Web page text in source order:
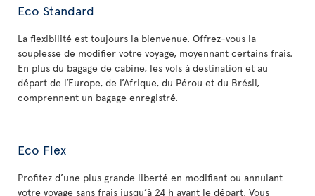
Eco Standard
La flexibilité est toujours la bienvenue. Offrez-vous la
souplesse de modifier votre voyage, moyennant certains frais.
En plus du bagage de cabine, les vols à destination et au
départ de l’Europe, de l’Afrique, du Pérou et du Brésil,
comprennent un bagage enregistré.
Eco Flex
Profitez d’une plus grande liberté en modifiant ou annulant
votre voyage sans frais jusqu’à 24 h avant le départ. Vous